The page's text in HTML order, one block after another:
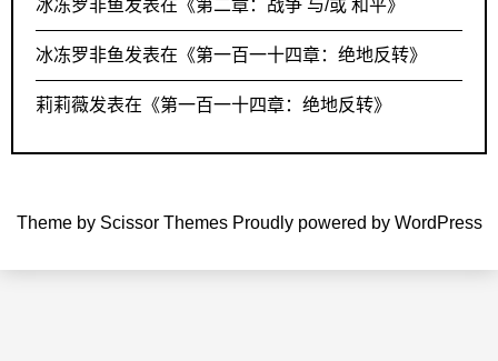
冰冻罗非鱼发表在《第二章：战争 与/或 和平》
冰冻罗非鱼发表在《第一百一十四章：绝地反转》
莉莉薇发表在《第一百一十四章：绝地反转》
Theme by Scissor ThemesProudly powered by WordPress